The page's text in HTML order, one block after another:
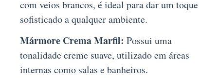
com veios brancos, é ideal para dar um toque
sofisticado a qualquer ambiente.
Mármore Crema Marfil: Possui uma
tonalidade creme suave, utilizado em áreas
internas como salas e banheiros.